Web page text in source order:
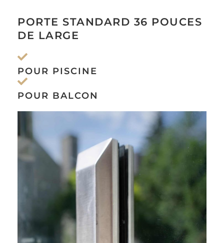
PORTE STANDARD 36 POUCES
DE LARGE
POUR PISCINE
POUR BALCON